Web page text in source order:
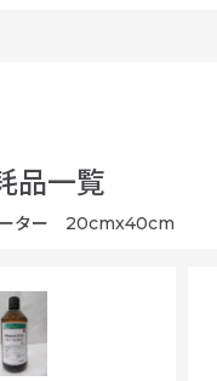
品一覧
ーター 20cmx40cm